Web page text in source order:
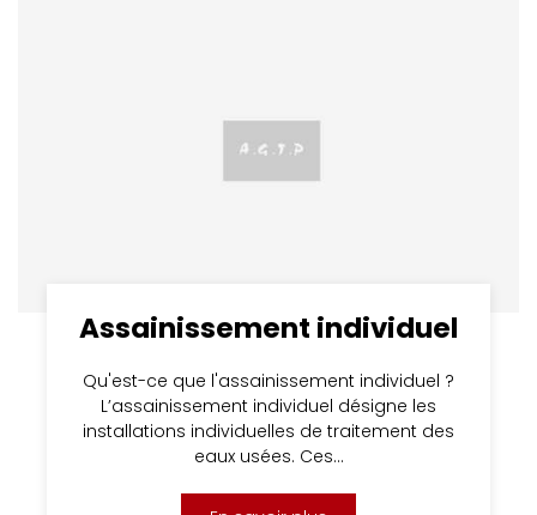
Assainissement individuel
Qu'est-ce que l'assainissement individuel ?
L’assainissement individuel désigne les
installations individuelles de traitement des
eaux usées. Ces…